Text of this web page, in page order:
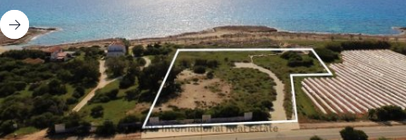
€6 330 000